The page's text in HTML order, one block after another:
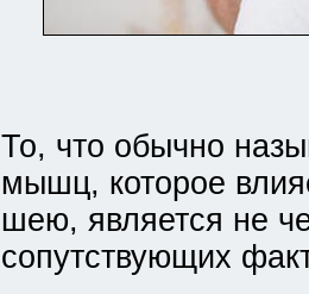
То, что обычно
мышц, которое
шею, является не
сопутствующих